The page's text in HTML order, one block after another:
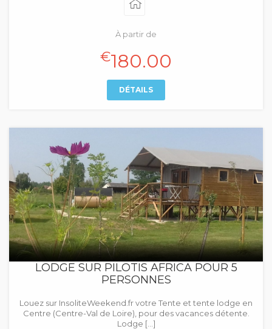
À partir de
€180.00
DÉTAILS
LODGE SUR PILOTIS AFRICA POUR 5
PERSONNES
Louez sur InsoliteWeekend.fr votre Tente et tente lodge en
Centre (Centre-Val de Loire), pour des vacances détente.
Lodge […]